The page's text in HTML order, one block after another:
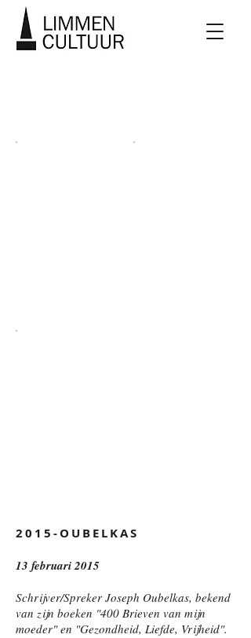
2015-OUBELKAS
13 februari 2015
Schrijver/Spreker Joseph Oubelkas, bekend
van zijn boeken "400 Brieven van mijn
moeder" en "Gezondheid, Liefde, Vrijheid".